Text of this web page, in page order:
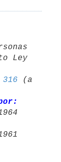
Ley
316 (a